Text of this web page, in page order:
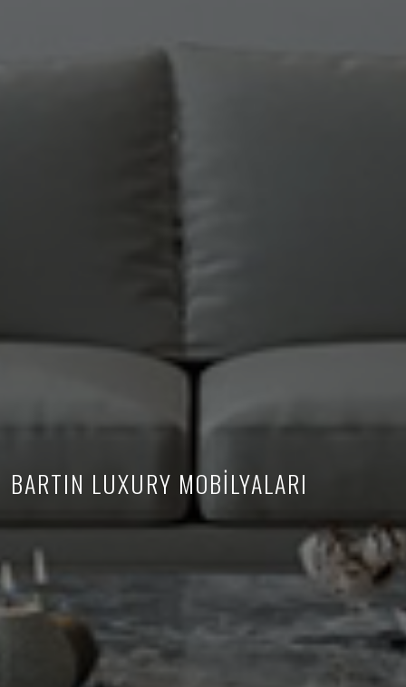
BARTIN LUXURY MOBİLYALARI